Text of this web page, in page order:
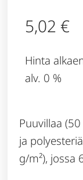
5,02 €
Hinta
alv. 0 %
Puuvillaa
ja
g/m²), jossa